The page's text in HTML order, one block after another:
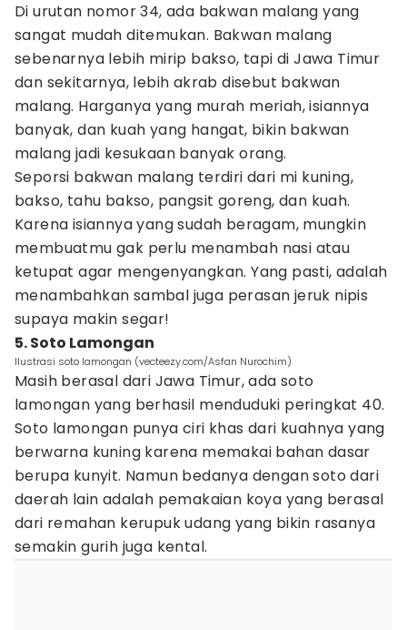
Di urutan nomor 34, ada bakwan malang yang
sangat mudah ditemukan. Bakwan malang
sebenarnya lebih mirip bakso, tapi di Jawa Timur
dan sekitarnya, lebih akrab disebut bakwan
malang. Harganya yang murah meriah, isiannya
banyak, dan kuah yang hangat, bikin bakwan
malang jadi kesukaan banyak orang.
Seporsi bakwan malang terdiri dari mi kuning,
bakso, tahu bakso, pangsit goreng, dan kuah.
Karena isiannya yang sudah beragam, mungkin
membuatmu gak perlu menambah nasi atau
ketupat agar mengenyangkan. Yang pasti, adalah
menambahkan sambal juga perasan jeruk nipis
supaya makin segar!
5. Soto Lamongan
Ilustrasi soto lamongan (vecteezy.com/Asfan Nurochim)
Masih berasal dari Jawa Timur, ada soto
lamongan yang berhasil menduduki peringkat 40.
Soto lamongan punya ciri khas dari kuahnya yang
berwarna kuning karena memakai bahan dasar
berupa kunyit. Namun bedanya dengan soto dari
daerah lain adalah pemakaian koya yang berasal
dari remahan kerupuk udang yang bikin rasanya
semakin gurih juga kental.